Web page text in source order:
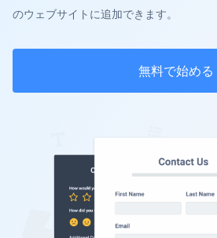
のウェブサイトに追加できます。
無料で始める